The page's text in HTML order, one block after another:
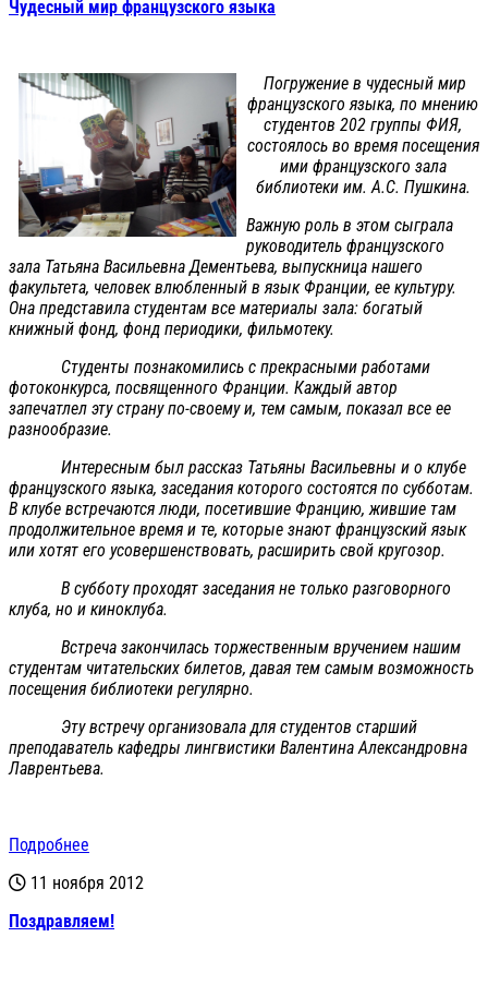
Чудесный мир французского языка
Погружение в чудесный мир
французского языка, по мнению
студентов 202 группы ФИЯ,
состоялось во время посещения
ими французского зала
библиотеки им. А.С. Пушкина.
Важную роль в этом сыграла
руководитель французского
зала Татьяна Васильевна Дементьева, выпускница нашего
факультета, человек влюбленный в язык Франции, ее культуру.
Она представила студентам все материалы зала: богатый
книжный фонд, фонд периодики, фильмотеку.
Студенты познакомились с прекрасными работами
фотоконкурса, посвященного Франции. Каждый автор
запечатлел эту страну по-своему и, тем самым, показал все ее
разнообразие.
Интересным был рассказ Татьяны Васильевны и о клубе
французского языка, заседания которого состоятся по субботам.
В клубе встречаются люди, посетившие Францию, жившие там
продолжительное время и те, которые знают французский язык
или хотят его усовершенствовать, расширить свой кругозор.
В субботу проходят заседания не только разговорного
клуба, но и киноклуба.
Встреча закончилась торжественным вручением нашим
студентам читательских билетов, давая тем самым возможность
посещения библиотеки регулярно.
Эту встречу организовала для студентов старший
преподаватель кафедры лингвистики Валентина Александровна
Лаврентьева.
Подробнее
11 ноября 2012
Поздравляем!